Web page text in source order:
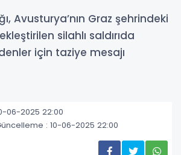
Avusturya’nın Graz şehrindeki
silahlı saldırıda
için taziye mesajı
06-2025 22:00
: 10-06-2025 22:00